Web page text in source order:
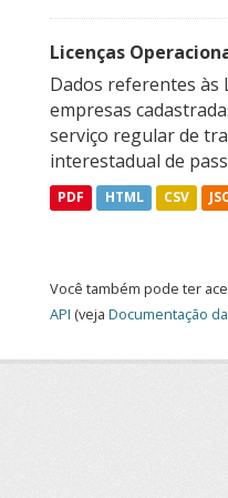
Licenças
Dados referentes às
empresas
serviço regular de
interestadual de
PDF HTML CSV
Você também pode ter
API (veja Documentação da